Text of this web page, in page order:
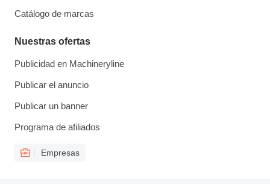
Catálogo de marcas
Nuestras ofertas
Publicidad en Machineryline
Publicar el anuncio
Publicar un banner
Programa de afiliados
Empresas